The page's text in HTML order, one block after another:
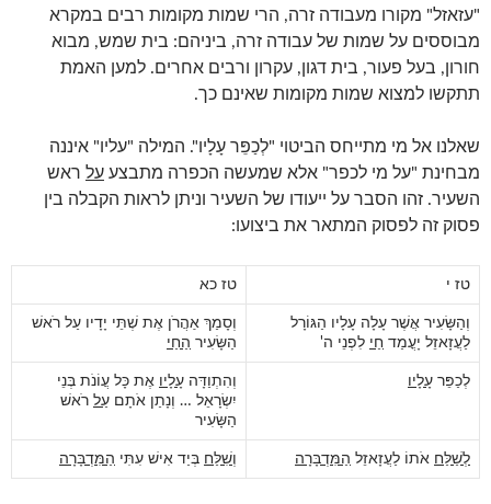
"עזאזל" מקורו מעבודה זרה, הרי שמות מקומות רבים במקרא
מבוססים על שמות של עבודה זרה, ביניהם: בית שמש, מבוא
חורון, בעל פעור, בית דגון, עקרון ורבים אחרים. למען האמת
תתקשו למצוא שמות מקומות שאינם כך.
שאלנו אל מי מתייחס הביטוי "לְכַפֵּר עָלָיו". המילה "עליו" איננה
מבחינת "על מי לכפר" אלא שמעשה הכפרה מתבצע על ראש
השעיר. זהו הסבר על ייעודו של השעיר וניתן לראות הקבלה בין
פסוק זה לפסוק המתאר את ביצועו:
טז י טז כא
וְהַשָּׂעִיר אֲשֶׁר עָלָה עָלָיו הַגּוֹרָל
לַעֲזָאזֵל יָעֳמַד חַי לִפְנֵי ה'
וְסָמַךְ אַהֲרֹן אֶת שְׁתֵּי יָדָיו עַל רֹאשׁ
הַשָּׂעִיר הַחַי
לְכַפֵּר עָלָיו וְהִתְוַדָּה עָלָיו אֶת כָּל עֲוֹנֹת בְּנֵי
יִשְׂרָאֵל … וְנָתַן אֹתָם עַל רֹאשׁ
הַשָּׂעִיר
לְשַׁלַּח אֹתוֹ לַעֲזָאזֵל הַמִּדְבָּרָה וְשִׁלַּח בְּיַד אִישׁ עִתִּי הַמִּדְבָּרָה